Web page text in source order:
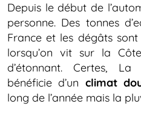
Depuis le début de
personne. Des tonnes
France et les dégâts sont
lorsqu’on vit sur la
d’étonnant. Certes,
bénéficie d’un climat
long de l’année mais la